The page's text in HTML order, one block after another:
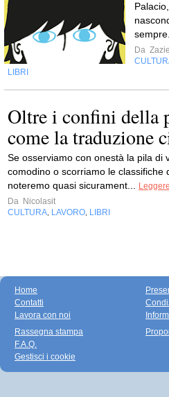
Da
LIBRI
Oltre i confini della
come la traduzione
Se osserviamo con onestà la pila di
comodino o scorriamo le classifiche
noteremo quasi sicurament...
Da Nicolasit
CULTURA LAVORO LIBRI
Home
Contatti
Lavora con noi
Rassegna stampa
F.A.Q.
Gestisci i cookie